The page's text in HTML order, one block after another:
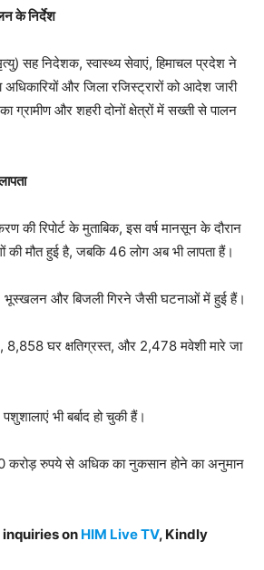
के निर्देश
सह निदेशक, स्वास्थ्य सेवाएं, हिमाचल प्रदेश ने
और जिला रजिस्ट्रारों को आदेश जारी
ग्रामीण और शहरी दोनों क्षेत्रों में सख्ती से पालन
की रिपोर्ट के मुताबिक, इस वर्ष मानसून के दौरान
की मौत हुई है, जबकि 46 लोग अब भी लापता हैं।
भूस्खलन और बिजली गिरने जैसी घटनाओं में हुई हैं।
घर क्षतिग्रस्त, और 2,478 मवेशी मारे जा
भी बर्बाद हो चुकी हैं।
करोड़ रुपये से अधिक का नुकसान होने का अनुमान
on HIM Live TV, Kindly